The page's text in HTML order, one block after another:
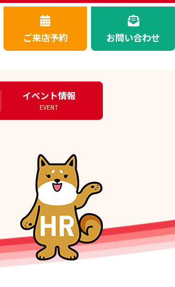
ご来店予約 お問い合わせ
イベント情報
EVENT